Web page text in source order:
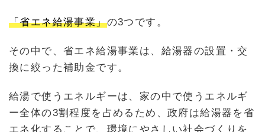
「省エネ給湯事業」の3つです。
その中で、省エネ給湯事業は、給湯器の設置・交
換に絞った補助金です。
給湯で使うエネルギーは、家の中で使うエネルギ
ー全体の3割程度を占めるため、政府は給湯器を省
エネ化することで、環境にやさしい社会づくりを